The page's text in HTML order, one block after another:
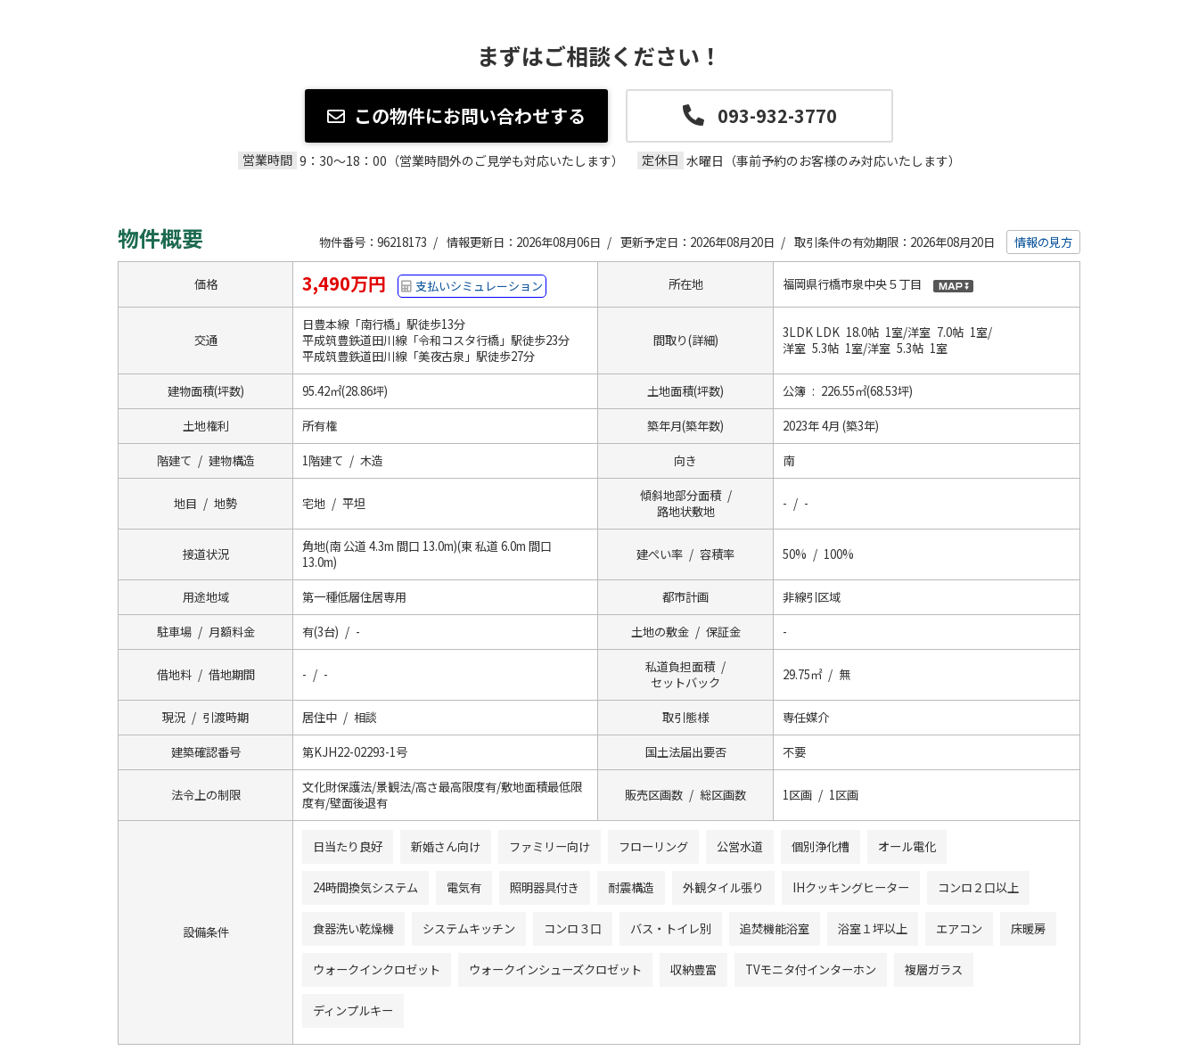
まずはご相談ください！
この物件にお問い合わせする 093-932-3770
営業時間 9：30～18：00（営業時間外のご見学も対応いたします） 定休日 水曜日（事前予約のお客様のみ対応いたします）
物件概要 物件番号：96218173 / 情報更新日：2026年08月06日 / 更新予定日：2026年08月20日 / 取引条件の有効期限：2026年08月20日 情報の見方
価格 3,490万円 支払いシミュレーション 所在地 福岡県行橋市泉中央５丁目
交通
日豊本線「南行橋」駅徒歩13分
平成筑豊鉄道田川線「令和コスタ行橋」駅徒歩23分
平成筑豊鉄道田川線「美夜古泉」駅徒歩27分
間取り(詳細) 3LDK LDK 18.0帖 1室/洋室 7.0帖 1室/
洋室 5.3帖 1室/洋室 5.3帖 1室
建物面積(坪数) 95.42㎡(28.86坪) 土地面積(坪数) 公簿 : 226.55㎡(68.53坪)
土地権利 所有権 築年月(築年数) 2023年 4月 (築3年)
階建て / 建物構造 1階建て / 木造 向き 南
地目 / 地勢 宅地 / 平坦
傾斜地部分面積 /
路地状敷地
- / -
接道状況
角地(南 公道 4.3m 間口 13.0m)(東 私道 6.0m 間口
13.0m)
建ぺい率 / 容積率 50% / 100%
用途地域 第一種低層住居専用 都市計画 非線引区域
駐車場 / 月額料金 有(3台) / - 土地の敷金 / 保証金 -
借地料 / 借地期間 - / -
私道負担面積 /
セットバック
29.75㎡ / 無
現況 / 引渡時期 居住中 / 相談 取引態様 専任媒介
建築確認番号 第KJH22-02293-1号 国土法届出要否 不要
法令上の制限
文化財保護法/景観法/高さ最高限度有/敷地面積最低限
度有/壁面後退有
販売区画数 / 総区画数 1区画 / 1区画
設備条件
日当たり良好 新婚さん向け ファミリー向け フローリング 公営水道 個別浄化槽 オール電化
24時間換気システム 電気有 照明器具付き 耐震構造 外観タイル張り IHクッキングヒーター コンロ２口以上
食器洗い乾燥機 システムキッチン コンロ３口 バス・トイレ別 追焚機能浴室 浴室１坪以上 エアコン 床暖房
ウォークインクロゼット ウォークインシューズクロゼット 収納豊富 TVモニタ付インターホン 複層ガラス
ディンプルキー